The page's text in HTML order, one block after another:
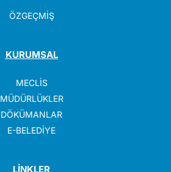
ÖZGEÇMİŞ
KURUMSAL
MECLİS
MÜDÜRLÜKLER
DÖKÜMANLAR
E-BELEDİYE
LİNKLER